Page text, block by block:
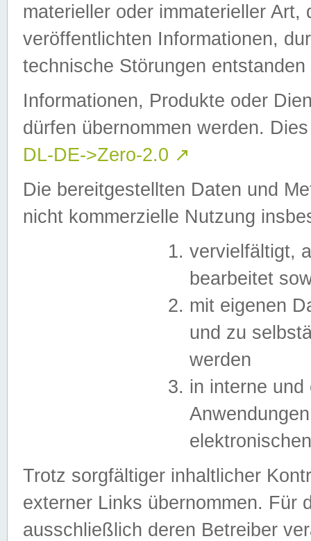
materieller oder immaterieller
veröffentlichten Informationen,
technische Störungen
Informationen, Produkte oder
dürfen übernommen werden.
DL-DE->Zero-2.0 ↗
Die bereitgestellten Daten und
nicht kommerzielle Nutzung
vervielfältigt,
bearbeitet
mit eigenen
und zu
werden
in interne
Trotz sorgfältiger inhaltlicher
externer Links übernommen. Für
ausschließlich deren Betreiber